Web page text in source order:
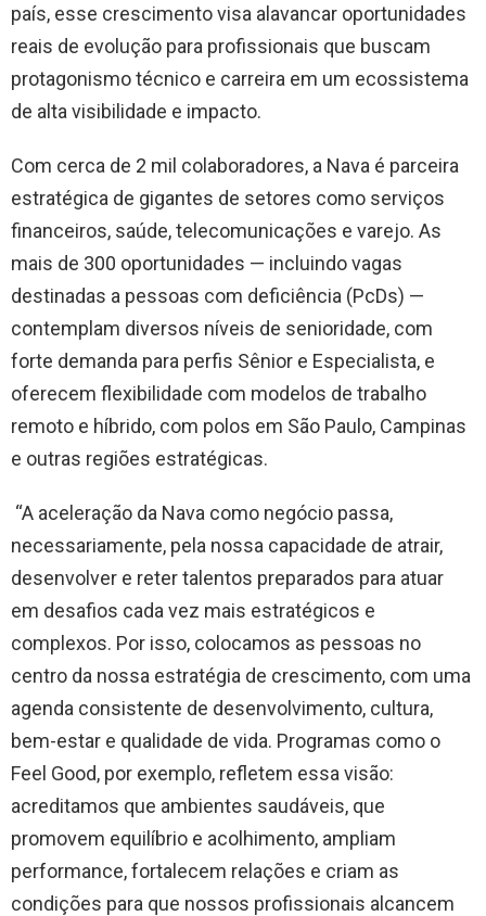
país, esse crescimento visa alavancar oportunidades
reais de evolução para profissionais que buscam
protagonismo técnico e carreira em um ecossistema
de alta visibilidade e impacto.
Com cerca de 2 mil colaboradores, a Nava é parceira
estratégica de gigantes de setores como serviços
financeiros, saúde, telecomunicações e varejo. As
mais de 300 oportunidades — incluindo vagas
destinadas a pessoas com deficiência (PcDs) —
contemplam diversos níveis de senioridade, com
forte demanda para perfis Sênior e Especialista, e
oferecem flexibilidade com modelos de trabalho
remoto e híbrido, com polos em São Paulo, Campinas
e outras regiões estratégicas.
“A aceleração da Nava como negócio passa,
necessariamente, pela nossa capacidade de atrair,
desenvolver e reter talentos preparados para atuar
em desafios cada vez mais estratégicos e
complexos. Por isso, colocamos as pessoas no
centro da nossa estratégia de crescimento, com uma
agenda consistente de desenvolvimento, cultura,
bem-estar e qualidade de vida. Programas como o
Feel Good, por exemplo, refletem essa visão:
acreditamos que ambientes saudáveis, que
promovem equilíbrio e acolhimento, ampliam
performance, fortalecem relações e criam as
condições para que nossos profissionais alcancem